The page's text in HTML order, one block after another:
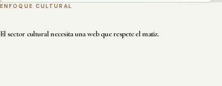
ENFOQUE CULTURAL
El sector cultural necesita una web que respete el matiz.